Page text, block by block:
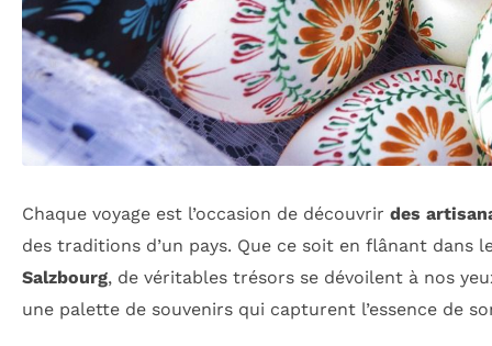
Chaque voyage est l’occasion de découvrir des
des traditions d’un pays. Que ce soit en flânant dans
Salzbourg, de véritables trésors se dévoilent à nos
une palette de souvenirs qui capturent l’essence de